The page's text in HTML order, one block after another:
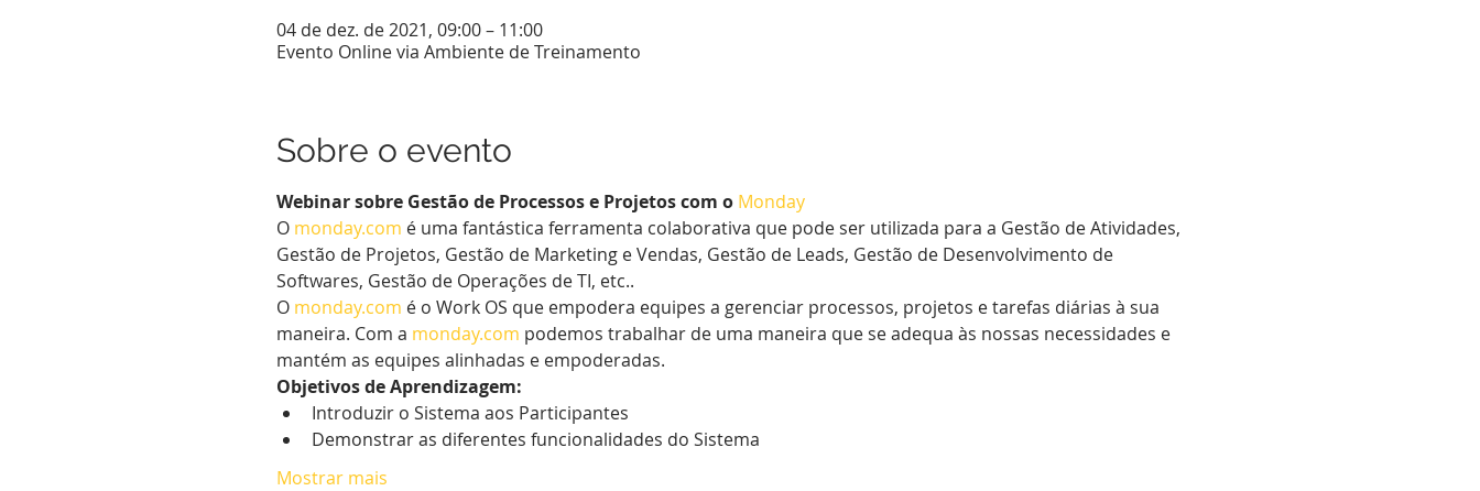
04 de dez. de 2021, 09:00 – 11:00
Evento Online via Ambiente de Treinamento
Sobre o evento
Webinar sobre Gestão de Processos e Projetos com o Monday
O monday.com é uma fantástica ferramenta colaborativa que pode ser utilizada para a Gestão de Atividades,
Gestão de Projetos, Gestão de Marketing e Vendas, Gestão de Leads, Gestão de Desenvolvimento de
Softwares, Gestão de Operações de TI, etc..
O monday.com é o Work OS que empodera equipes a gerenciar processos, projetos e tarefas diárias à sua
maneira. Com a monday.com podemos trabalhar de uma maneira que se adequa às nossas necessidades e
mantém as equipes alinhadas e empoderadas.
Objetivos de Aprendizagem:
Introduzir o Sistema aos Participantes
Demonstrar as diferentes funcionalidades do Sistema
Mostrar mais